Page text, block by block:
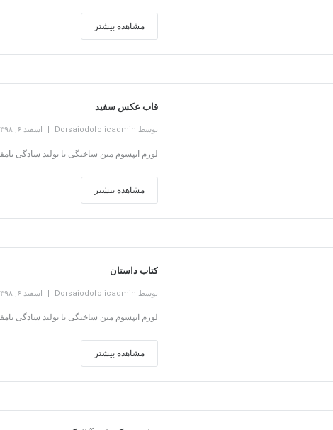
مشاهده بیشتر
قاب عکس سفید
توسط Dorsaiodofolicadmin اسفند ۶, ۱۳۹۸
لورم ایپسوم متن ساختگی با تولید سادگی
مشاهده بیشتر
کتاب داستان
توسط Dorsaiodofolicadmin اسفند ۶, ۱۳۹۸
لورم ایپسوم متن ساختگی با تولید سادگی
مشاهده بیشتر